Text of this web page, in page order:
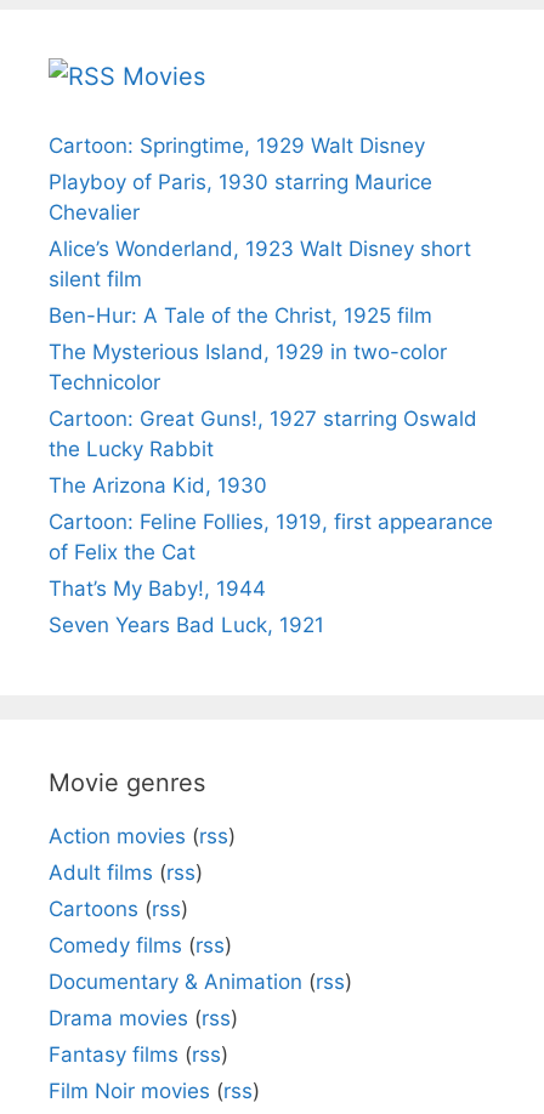
Movies
Cartoon: Springtime, 1929 Walt Disney
Playboy of Paris, 1930 starring Maurice
Chevalier
Alice’s Wonderland, 1923 Walt Disney short
silent film
Ben-Hur: A Tale of the Christ, 1925 film
The Mysterious Island, 1929 in two-color
Technicolor
Cartoon: Great Guns!, 1927 starring Oswald
the Lucky Rabbit
The Arizona Kid, 1930
Cartoon: Feline Follies, 1919, first appearance
of Felix the Cat
That’s My Baby!, 1944
Seven Years Bad Luck, 1921
Movie genres
Action movies (rss)
Adult films (rss)
Cartoons (rss)
Comedy films (rss)
Documentary & Animation (rss)
Drama movies (rss)
Fantasy films (rss)
Film Noir movies (rss)